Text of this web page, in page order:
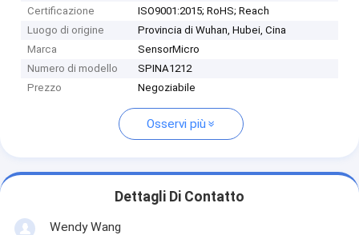
Certificazione
ISO9001:2015; RoHS; Reach
Luogo di origine
Provincia di Wuhan, Hubei, Cina
Marca
SensorMicro
Numero di modello
SPINA1212
Prezzo
Negoziabile
Osservi più
Dettagli Di Contatto
Wendy Wang